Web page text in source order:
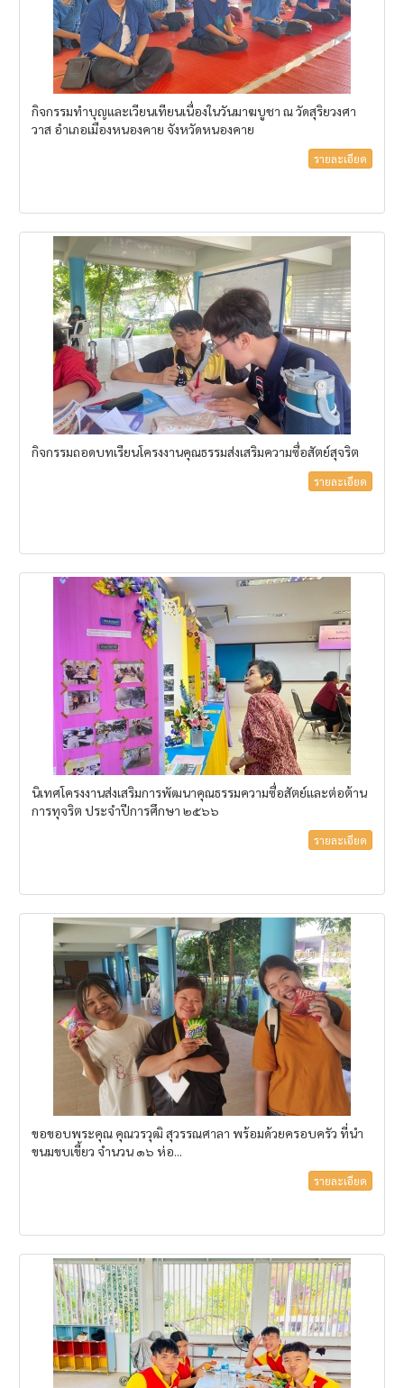
กิจกรรมทำบุญและเวียนเทียนเนื่องในวันมาฆบูชา ณ วัดสุริยวงศา
วาส อำเภอเมืองหนองคาย จังหวัดหนองคาย
รายละเอียด
กิจกรรมถอดบทเรียนโครงงานคุณธรรมส่งเสริมความซื่อสัตย์สุจริต
รายละเอียด
นิเทศโครงงานส่งเสริมการพัฒนาคุณธรรมความซื่อสัตย์และต่อต้าน
การทุจริต ประจำปีการศึกษา ๒๕๖๖
รายละเอียด
ขอขอบพระคุณ คุณวรวุฒิ สุวรรณศาลา พร้อมด้วยครอบครัว ที่นำ
ขนมขบเขี้ยว จำนวน ๑๖ ห่อ...
รายละเอียด